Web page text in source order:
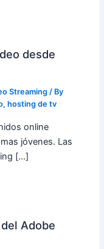
desde
Streaming/ By
,hosting de tv
online
jóvenes. Las
[…]
Adobe